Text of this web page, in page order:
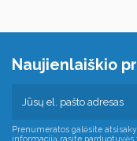
Naujienlaiškio
Prenumeratos galėsite
informaciją rasite parduotuvės